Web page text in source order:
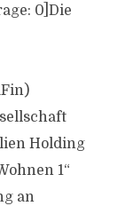
0]Die
Holding
1“
an